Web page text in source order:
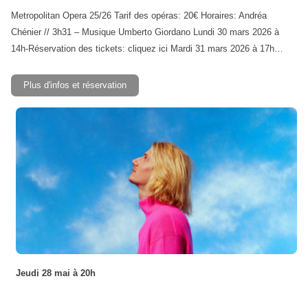
Metropolitan Opera 25/26 Tarif des opéras: 20€ Horaires: Andréa
Chénier // 3h31 – Musique Umberto Giordano Lundi 30 mars 2026 à
14h-Réservation des tickets: cliquez ici Mardi 31 mars 2026 à 17h…
Plus d'infos et réservation
Jeudi 28 mai à 20h